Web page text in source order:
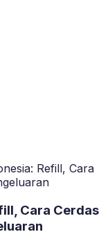
Refill, Cara
Cara Cerdas